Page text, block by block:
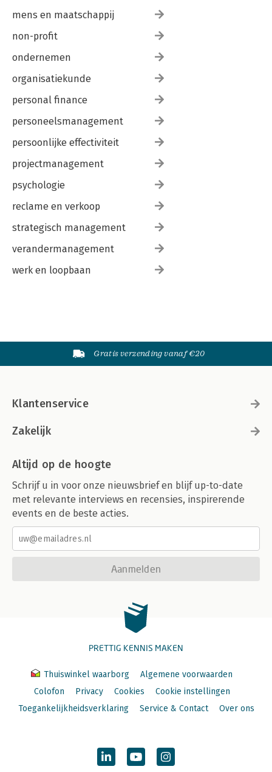
mens en maatschappij
non-profit
ondernemen
organisatiekunde
personal finance
personeelsmanagement
persoonlijke effectiviteit
projectmanagement
psychologie
reclame en verkoop
strategisch management
verandermanagement
werk en loopbaan
Gratis verzending vanaf €20
Klantenservice
Zakelijk
Altijd op de hoogte
Schrijf u in voor onze nieuwsbrief en blijf up-to-date
met relevante interviews en recensies, inspirerende
events en de beste acties.
Aanmelden
PRETTIG KENNIS MAKEN
Thuiswinkel waarborg
Algemene voorwaarden
Colofon
Privacy Cookies
Cookie instellingen
Toegankelijkheidsverklaring
Service & Contact Over ons